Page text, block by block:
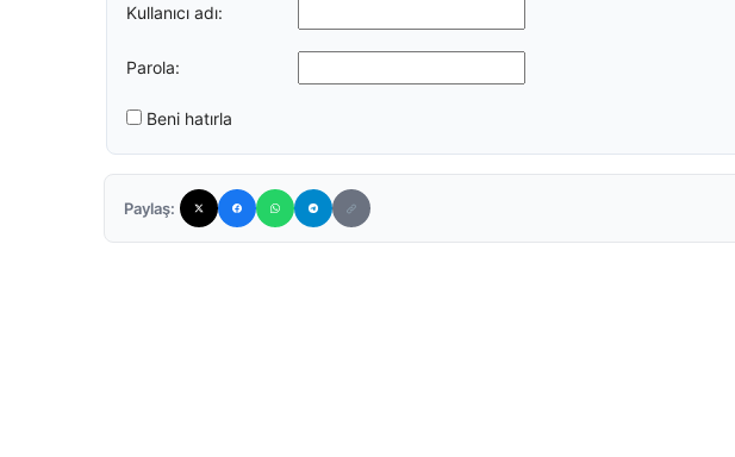
Kullanıcı adı:
Parola:
Beni hatırla
Paylaş: